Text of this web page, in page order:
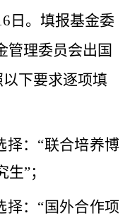
日。 填报基金委
管理委员会出国
以下要求逐项填
择：“联合培养博
”；
择：“国外合作项